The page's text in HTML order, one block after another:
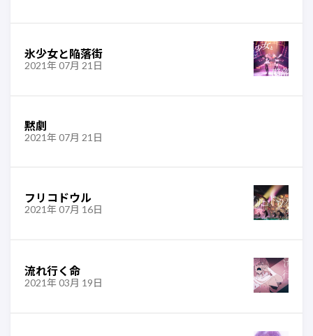
氷少女と陥落街
2021年 07月 21日
黙劇
2021年 07月 21日
フリコドウル
2021年 07月 16日
流れ行く命
2021年 03月 19日